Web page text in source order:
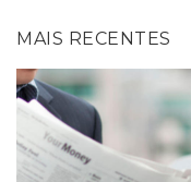
MAIS RECENTES